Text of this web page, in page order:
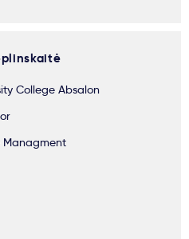
College Absalon
Managment